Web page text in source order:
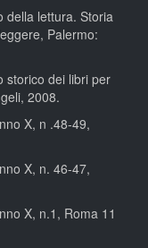
della lettura. Storia
Palermo:
storico dei libri per
2008.
X, n .48-49,
X, n. 46-47,
X, n.1, Roma 11